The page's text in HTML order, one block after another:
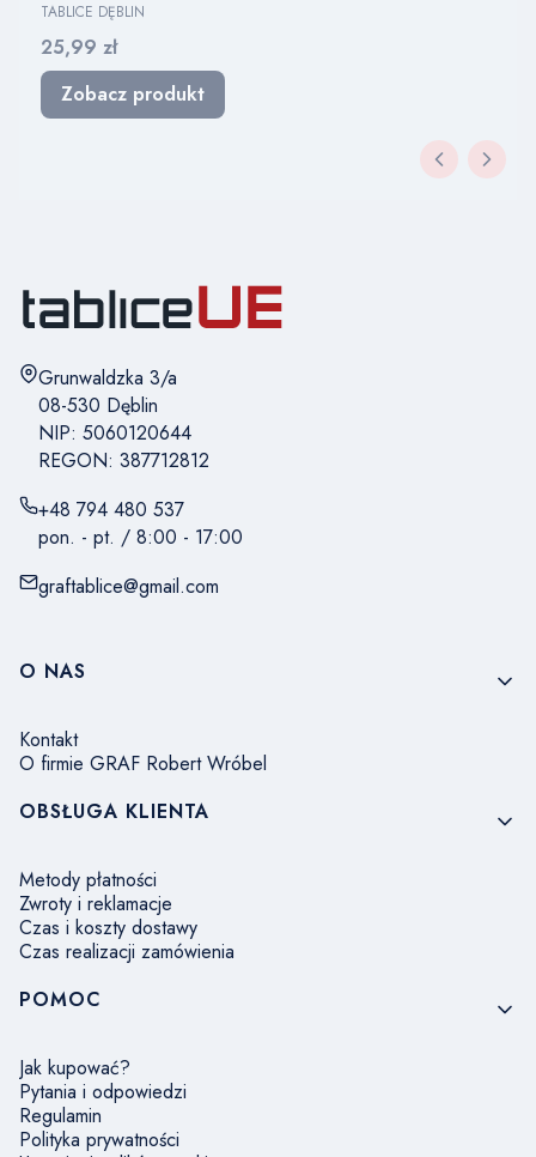
TABLICE DĘBLIN
Cena
25,99 zł
Zobacz produkt
Adres:
Grunwaldzka 3/a
08-530 Dęblin
NIP: 5060120644
REGON: 387712812
+48 794 480 537
pon. - pt. / 8:00 - 17:00
graftablice@gmail.com
Linki w stopce
O NAS
Kontakt
O firmie GRAF Robert Wróbel
OBSŁUGA KLIENTA
Metody płatności
Zwroty i reklamacje
Czas i koszty dostawy
Czas realizacji zamówienia
POMOC
Jak kupować?
Pytania i odpowiedzi
Regulamin
Polityka prywatności